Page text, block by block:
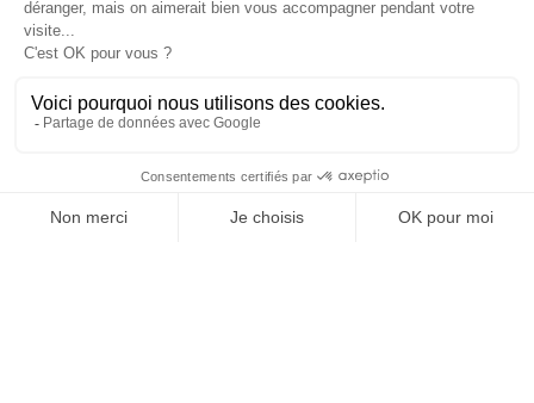
Outils partenaires intégrés
Fiches téléchargeables